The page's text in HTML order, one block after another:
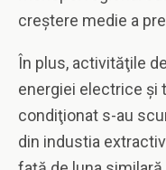
creştere medie a
În plus, activităţile
energiei electrice şi
condiţionat s-au
din industia